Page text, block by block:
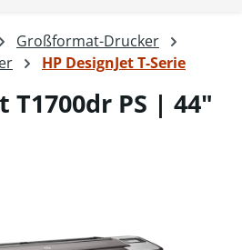
Großformat-Drucker
HP DesignJet T-Serie
T1700dr PS | 44"